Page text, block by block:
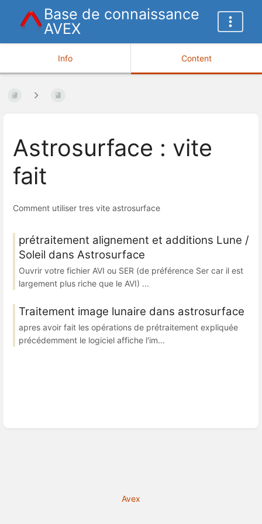
Base de connaissance
AVEX
Info Content
Astrosurface : vite
fait
Comment utiliser tres vite astrosurface
prétraitement alignement et additions Lune /
Soleil dans Astrosurface
Ouvrir votre fichier AVI ou SER (de préférence Ser car il est
largement plus riche que le AVI) ...
Traitement image lunaire dans astrosurface
apres avoir fait les opérations de prétraitement expliquée
précédemment le logiciel affiche l'im...
Avex